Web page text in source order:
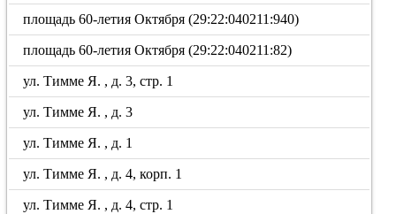
площадь 60-летия Октября (29:22:040211:940)
площадь 60-летия Октября (29:22:040211:82)
ул. Тимме Я. , д. 3, стр. 1
ул. Тимме Я. , д. 3
ул. Тимме Я. , д. 1
ул. Тимме Я. , д. 4, корп. 1
ул. Тимме Я. , д. 4, стр. 1